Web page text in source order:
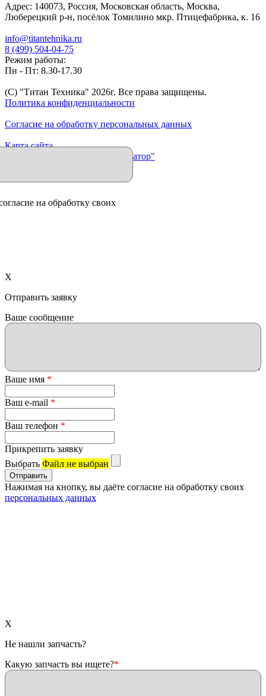
Адрес: 140073, Россия, Московская область, Москва,
Люберецкий р-н, посёлок Томилино мкр. Птицефабрика, к. 16
info@titantehnika.ru
8 (499) 504-04-75
Режим работы:
Пн - Пт: 8.30-17.30
(C) "Титан Техника" 2026г. Все права защищены.
Политика конфиденциальности
Согласие на обработку персональных данных
Карта сайта
Продвижение сайта "Иллюминатор"
на обработку своих
X
Отправить заявку
Ваше сообщение
Ваше имя *
Ваш e-mail *
Ваш телефон *
Прикрепить заявку
Выбрать Файл не выбран
Нажимая на кнопку, вы даёте согласие на обработку своих
персональных данных
X
Не нашли запчасть?
Какую запчасть вы ищете?*